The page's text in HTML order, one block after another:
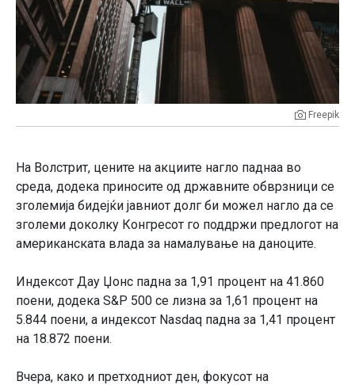
Freepik
На Волстрит, цените на акциите нагло паднаа во
среда, додека приносите од државните обврзници се
зголемија бидејќи јавниот долг би можел нагло да се
зголеми доколку Конгресот го поддржи предлогот на
американската влада за намалување на даноците.
Индексот Дау Џонс падна за 1,91 процент на 41.860
поени, додека S&P 500 се лизна за 1,61 процент на
5.844 поени, а индексот Nasdaq падна за 1,41 процент
на 18.872 поени.
Вчера, како и претходниот ден, фокусот на